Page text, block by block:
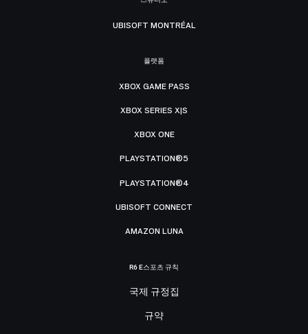
UBISOFT MONTRÉAL
플랫폼
XBOX GAME PASS
XBOX SERIES X|S
XBOX ONE
PLAYSTATION®5
PLAYSTATION®4
UBISOFT CONNECT
AMAZON LUNA
R6 E스포츠 규칙
국제 규정집
규약